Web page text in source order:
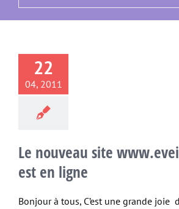
22
04, 2011
Le nouveau site
est en ligne
Bonjour à tous, C’est une grande joie